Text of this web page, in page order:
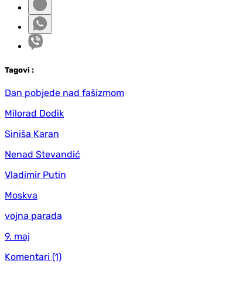
Tagovi :
Dan pobjede nad fašizmom
Milorad Dodik
Siniša Karan
Nenad Stevandić
Vladimir Putin
Moskva
vojna parada
9. maj
Komentari (1)